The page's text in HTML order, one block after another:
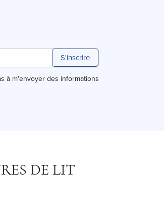
S'inscrire
à m'envoyer des informations
DE LIT